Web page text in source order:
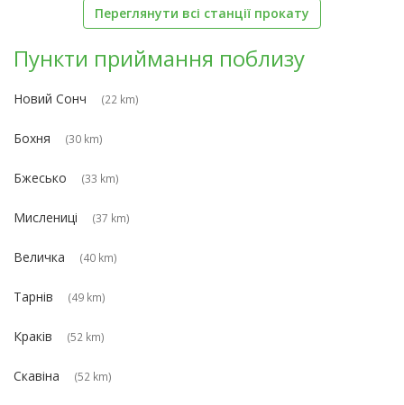
Переглянути всі станції прокату
Пункти приймання поблизу
Новий Сонч (22 km)
Бохня (30 km)
Бжесько (33 km)
Мислениці (37 km)
Величка (40 km)
Тарнів (49 km)
Краків (52 km)
Скавіна (52 km)